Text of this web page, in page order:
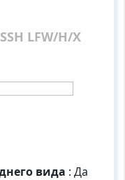
LFW/H/X
вида : Да